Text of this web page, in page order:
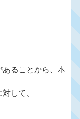
あることから、本
して、